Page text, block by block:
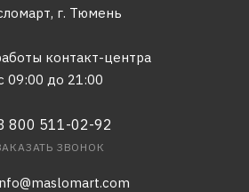
г. Тюмень
контакт-центра
09:00 до 21:00
800 511-02-92
ЗВОНОК